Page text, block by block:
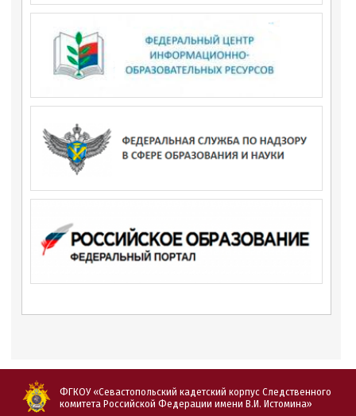
ФГКОУ «Севастопольский кадетский корпус Следственного
комитета Российской Федерации имени В.И. Истомина»